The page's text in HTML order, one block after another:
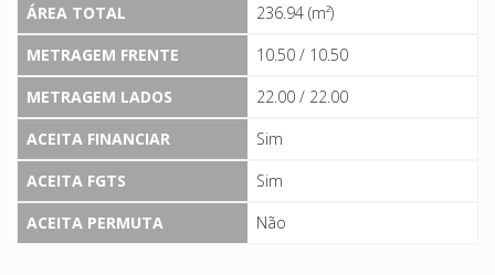
ÁREA TOTAL
236.94 (m²)
METRAGEM FRENTE
10.50 / 10.50
METRAGEM LADOS
22.00 / 22.00
ACEITA FINANCIAR
Sim
ACEITA FGTS
Sim
ACEITA PERMUTA
Não